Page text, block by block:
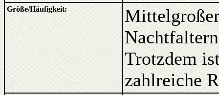
Größe/Häufigkeit:
Trotzdem
zahlreiche